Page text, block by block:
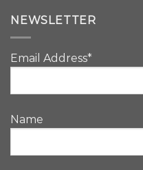
NEWSLETTER
Email Address*
Name